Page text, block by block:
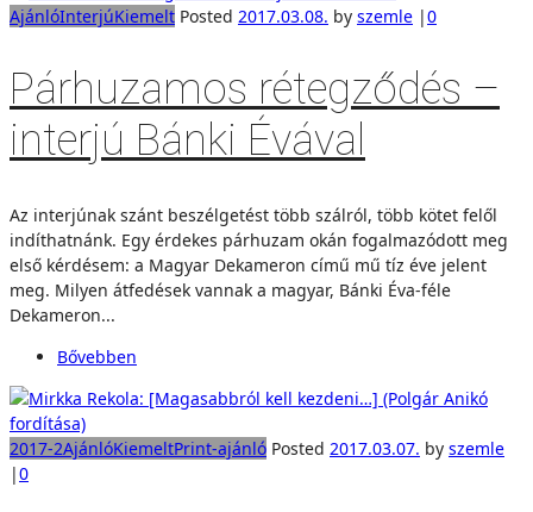
AjánlóInterjúKiemelt Posted 2017.03.08. by szemle |0
Párhuzamos rétegződés –
interjú Bánki Évával
Az interjúnak szánt beszélgetést több szálról, több kötet felől
indíthatnánk. Egy érdekes párhuzam okán fogalmazódott meg
első kérdésem: a Magyar Dekameron című mű tíz éve jelent
meg. Milyen átfedések vannak a magyar, Bánki Éva-féle
Dekameron...
Bővebben
2017-2AjánlóKiemeltPrint-ajánló Posted 2017.03.07. by szemle
|0